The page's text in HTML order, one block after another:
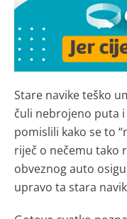
Stare navike teško
čuli nebrojeno puta
pomislili kako se to
riječ o nečemu tako
obveznog auto
upravo ta stara